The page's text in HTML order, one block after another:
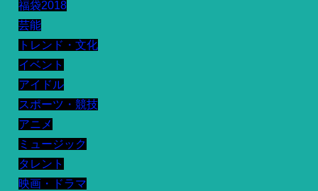
福袋2018
芸能
トレンド・文化
イベント
アイドル
スポーツ・競技
アニメ
ミュージック
タレント
映画・ドラマ